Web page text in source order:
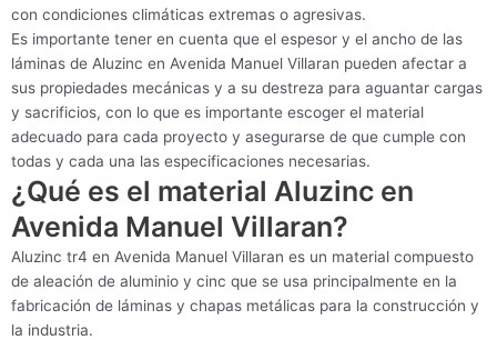
con condiciones climáticas extremas o agresivas.
Es importante tener en cuenta que el espesor y el ancho de las
láminas de Aluzinc en Avenida Manuel Villaran pueden afectar a
sus propiedades mecánicas y a su destreza para aguantar cargas
y sacrificios, con lo que es importante escoger el material
adecuado para cada proyecto y asegurarse de que cumple con
todas y cada una las especificaciones necesarias.
¿Qué es el material Aluzinc en
Avenida Manuel Villaran?
Aluzinc tr4 en Avenida Manuel Villaran es un material compuesto
de aleación de aluminio y cinc que se usa principalmente en la
fabricación de láminas y chapas metálicas para la construcción y
la industria.